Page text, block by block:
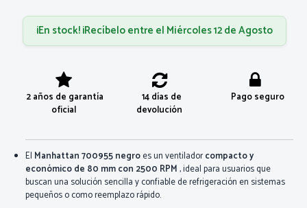
¡En stock! ¡Recíbelo entre el Miércoles 12 de Agosto
2 años de garantía
oficial
14 días de
devolución
Pago seguro
El Manhattan 700955 negroes un ventiladorcompacto y
económico de 80 mm con 2500 RPM, ideal para usuarios que
buscan una solución sencilla y confiable de refrigeración en sistemas
pequeños o como reemplazo rápido.